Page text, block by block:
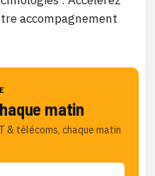
accompagnement
matin
& télécoms, chaque matin